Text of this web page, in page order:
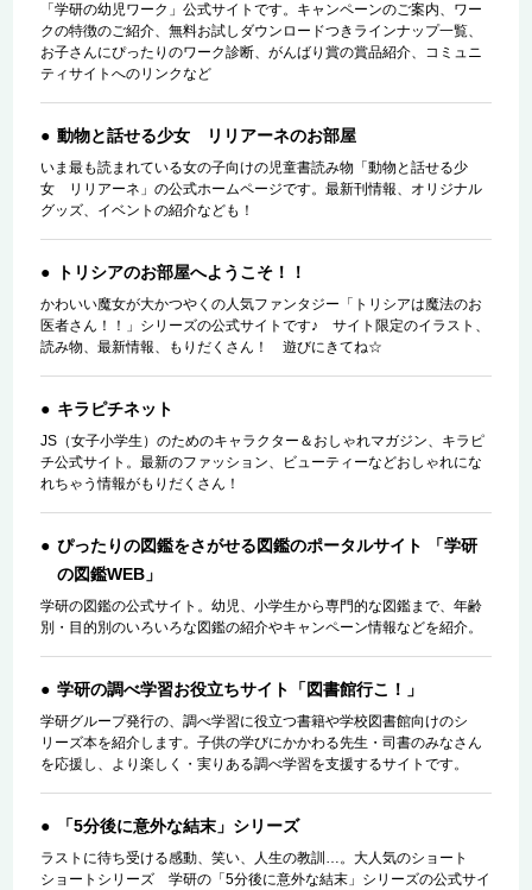
「学研の幼児ワーク」公式サイトです。キャンペーンのご案内、ワー
クの特徴のご紹介、無料お試しダウンロードつきラインナップ一覧、
お子さんにぴったりのワーク診断、がんばり賞の賞品紹介、コミュニ
ティサイトへのリンクなど
動物と話せる少女 リリアーネのお部屋
いま最も読まれている女の子向けの児童書読み物「動物と話せる少
女 リリアーネ」の公式ホームページです。最新刊情報、オリジナル
グッズ、イベントの紹介なども！
トリシアのお部屋へようこそ！！
かわいい魔女が大かつやくの人気ファンタジー「トリシアは魔法のお
医者さん！！」シリーズの公式サイトです♪ サイト限定のイラスト、
読み物、最新情報、もりだくさん！ 遊びにきてね☆
キラピチネット
JS（女子小学生）のためのキャラクター＆おしゃれマガジン、キラピ
チ公式サイト。最新のファッション、ビューティーなどおしゃれにな
れちゃう情報がもりだくさん！
ぴったりの図鑑をさがせる図鑑のポータルサイト 「学研
の図鑑WEB」
学研の図鑑の公式サイト。幼児、小学生から専門的な図鑑まで、年齢
別・目的別のいろいろな図鑑の紹介やキャンペーン情報などを紹介。
学研の調べ学習お役立ちサイト「図書館行こ！」
学研グループ発行の、調べ学習に役立つ書籍や学校図書館向けのシ
リーズ本を紹介します。子供の学びにかかわる先生・司書のみなさん
を応援し、より楽しく・実りある調べ学習を支援するサイトです。
「5分後に意外な結末」シリーズ
ラストに待ち受ける感動、笑い、人生の教訓…。大人気のショート
ショートシリーズ 学研の「5分後に意外な結末」シリーズの公式サイ